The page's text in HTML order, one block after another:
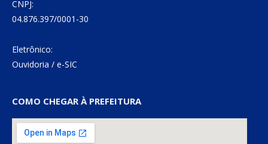
CNPJ:
04.876.397/0001-30
Eletrônico:
Ouvidoria / e-SIC
COMO CHEGAR À PREFEITURA